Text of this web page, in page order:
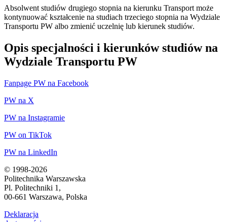
Absolwent studiów drugiego stopnia na kierunku Transport może
kontynuować kształcenie na studiach trzeciego stopnia na Wydziale
Transportu PW albo zmienić uczelnię lub kierunek studiów.
Opis specjalności i kierunków studiów na
Wydziale Transportu PW
Fanpage PW na Facebook
PW na X
PW na Instagramie
PW on TikTok
PW na LinkedIn
© 1998-2026
Politechnika Warszawska
Pl. Politechniki 1,
00-661 Warszawa, Polska
Deklaracja